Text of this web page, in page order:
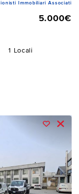
Immobiliari Associati
5.000€
1 Locali